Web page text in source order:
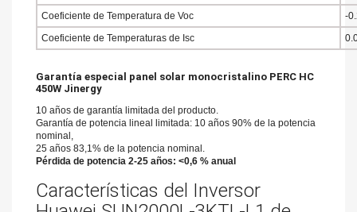
Coeficiente de Temperatura de Voc
-
Coeficiente de Temperaturas de Isc
Garantía especial panel solar monocristalino PERC HC
450W Jinergy
10 años de garantía limitada del producto.
Garantía de potencia lineal limitada: 10 años 90% de la potencia
nominal,
25 años 83,1% de la potencia nominal.
Pérdida de potencia 2-25 años: <0,6 % anual
Características del Inversor